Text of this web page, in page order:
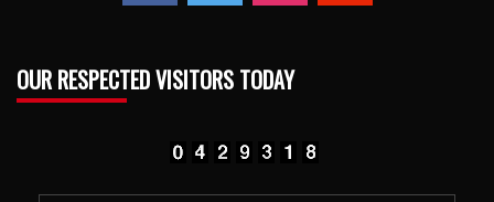
OUR RESPECTED VISITORS TODAY